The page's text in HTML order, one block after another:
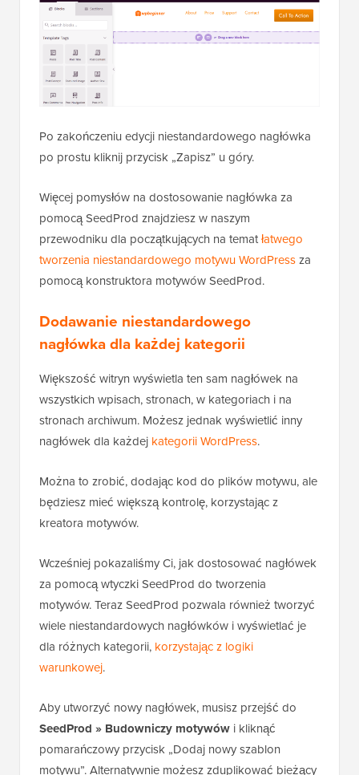
Po zakończeniu edycji niestandardowego nagłówka
po prostu kliknij przycisk „Zapisz” u góry.
Więcej pomysłów na dostosowanie nagłówka za
pomocą SeedProd znajdziesz w naszym
przewodniku dla początkujących na tematłatwego
tworzenia niestandardowego motywu WordPressza
pomocą konstruktora motywów SeedProd.
Dodawanie niestandardowego
nagłówka dla każdej kategorii
Większość witryn wyświetla ten sam nagłówek na
wszystkich wpisach, stronach, w kategoriach i na
stronach archiwum. Możesz jednak wyświetlić inny
nagłówek dla każdej kategorii WordPress.
Można to zrobić, dodając kod do plików motywu, ale
będziesz mieć większą kontrolę, korzystając z
kreatora motywów.
Wcześniej pokazaliśmy Ci, jak dostosować nagłówek
za pomocą wtyczki SeedProd do tworzenia
motywów. Teraz SeedProd pozwala również tworzyć
wiele niestandardowych nagłówków i wyświetlać je
dla różnych kategorii, korzystając z logiki
warunkowej.
Aby utworzyć nowy nagłówek, musisz przejść do
SeedProd » Budowniczy motywów i kliknąć
pomarańczowy przycisk „Dodaj nowy szablon
motywu”. Alternatywnie możesz zduplikować bieżący